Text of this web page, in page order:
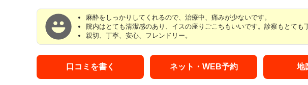
麻酔をしっかりしてくれるので、治療中、痛みが少ないです。
院内はとても清潔感のあり、イスの座りごこちもいいです。診察もとても
親切、丁寧、安心、フレンドリー。
口コミを書く ネット・WEB予約 地